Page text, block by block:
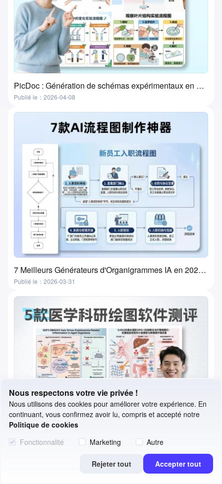
PicDoc : Génération de schémas expérimentaux en un clic — l'outil ultime pour la préparation des cours de laboratoire
Publié le：2026-04-08
7 Meilleurs Générateurs d'Organigrammes IA en 2026 : Transformez vos idées en organigrammes en quelques minutes
Publié le：2026-03-31
5 Meilleurs Outils d'Illustration Biomédicale Revus en 2026 | Fonctionnalités, Cas d'Usage et Comment Choisir
Nous respectons votre vie privée !
Nous utilisons des cookies pour améliorer votre expérience. En
continuant, vous confirmez avoir lu, compris et accepté notre
Politique de cookies
Fonctionnalité
Marketing Autre
Rejeter tout Accepter tout